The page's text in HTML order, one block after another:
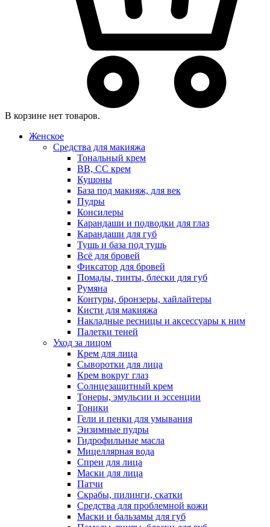
В корзине нет товаров.
Женское
Средства для макияжа
Тональный крем
BB, CC крем
Кушоны
База под макияж, для век
Пудры
Консилеры
Карандаши и подводки для глаз
Карандаши для губ
Тушь и база под тушь
Всё для бровей
Фиксатор для бровей
Помады, тинты, блески для губ
Румяна
Контуры, бронзеры, хайлайтеры
Кисти для макияжа
Накладные ресницы и аксессуары к ним
Палетки теней
Уход за лицом
Крем для лица
Сыворотки для лица
Крем вокруг глаз
Солнцезащитный крем
Тонеры, эмульсии и эссенции
Тоники
Гели и пенки для умывания
Энзимные пудры
Гидрофильные масла
Мицеллярная вода
Спреи для лица
Маски для лица
Патчи
Скрабы, пилинги, скатки
Средства для проблемной кожи
Маски и бальзамы для губ